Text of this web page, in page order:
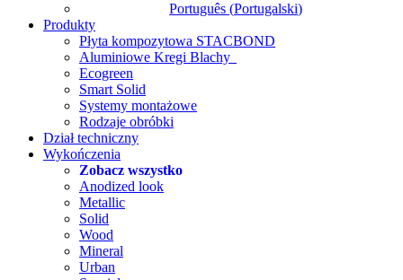
Português (Portugalski)
Produkty
Płyta kompozytowa STACBOND
Aluminiowe Kregi Blachy
Ecogreen
Smart Solid
Systemy montażowe
Rodzaje obróbki
Dział techniczny
Wykończenia
Zobacz wszystko
Anodized look
Metallic
Solid
Wood
Mineral
Urban